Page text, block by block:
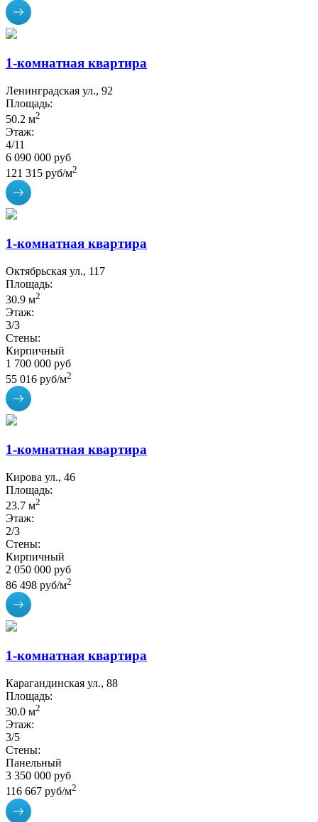
1-комнатная квартира
Ленинградская ул., 92
Площадь:
50.2 м2
Этаж:
4/11
6 090 000 руб
121 315 руб/м2
1-комнатная квартира
Октябрьская ул., 117
Площадь:
30.9 м2
Этаж:
3/3
Стены:
Кирпичный
1 700 000 руб
55 016 руб/м2
1-комнатная квартира
Кирова ул., 46
Площадь:
23.7 м2
Этаж:
2/3
Стены:
Кирпичный
2 050 000 руб
86 498 руб/м2
1-комнатная квартира
Карагандинская ул., 88
Площадь:
30.0 м2
Этаж:
3/5
Стены:
Панельный
3 350 000 руб
116 667 руб/м2